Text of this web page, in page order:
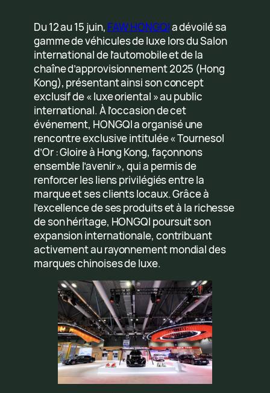
Du 12 au 15 juin, FAW HONGQIa dévoilé sa
gamme de véhicules de luxe lors du Salon
international de l’automobile et de la
chaîne d’approvisionnement 2025 (Hong
Kong), présentant ainsi son concept
exclusif de « luxe oriental » au public
international. À l’occasion de cet
événement, HONGQI a organisé une
rencontre exclusive intitulée « Tournesol
d’Or : Gloire à Hong Kong, façonnons
ensemble l’avenir », qui a permis de
renforcer les liens privilégiés entre la
marque et ses clients locaux. Grâce à
l’excellence de ses produits et à la richesse
de son héritage, HONGQI poursuit son
expansion internationale, contribuant
activement au rayonnement mondial des
marques chinoises de luxe.